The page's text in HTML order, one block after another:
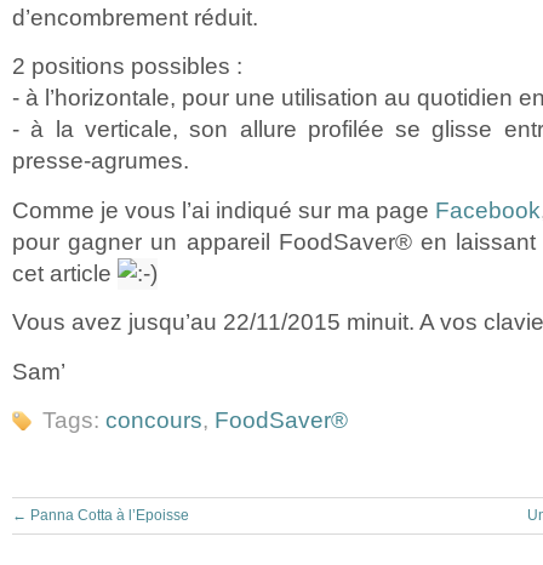
d’encombrement réduit.
2 positions possibles :
- à l’horizontale, pour une utilisation au quotidien
- à la verticale, son allure profilée se glisse
presse-agrumes.
Comme je vous l’ai indiqué sur ma page Facebook
pour gagner un appareil FoodSaver® en
cet article
Vous avez jusqu’au 22/11/2015 minuit. A vos
Sam’
Tags: concours, FoodSaver®
← Panna Cotta à l’Epoisse